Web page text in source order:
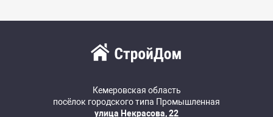
Кемеровская область
посёлок городского типа Промышленная
улица Некрасова, 22